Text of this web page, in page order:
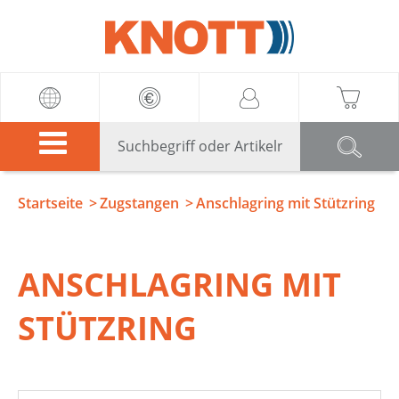
Startseite Zugstangen Anschlagring mit Stützring
ANSCHLAGRING MIT
STÜTZRING